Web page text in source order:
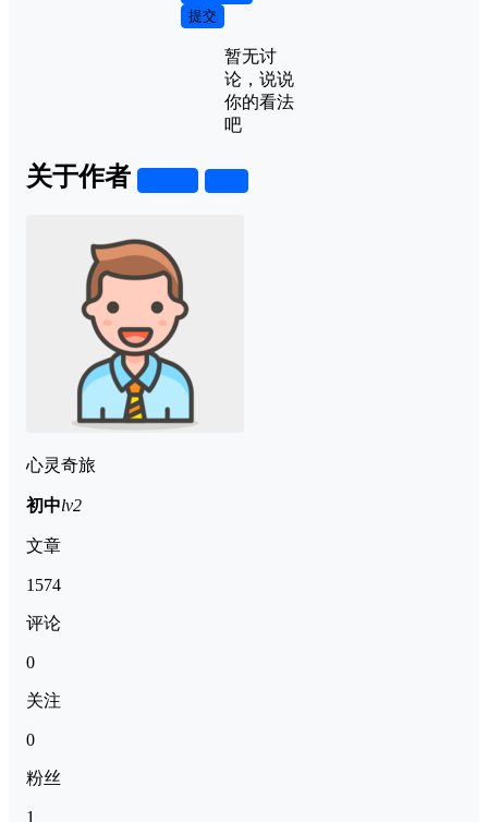
提交
暂无讨
论，说说
你的看法
吧
关于作者
心灵奇旅
初中lv2
文章
1574
评论
0
关注
0
粉丝
1